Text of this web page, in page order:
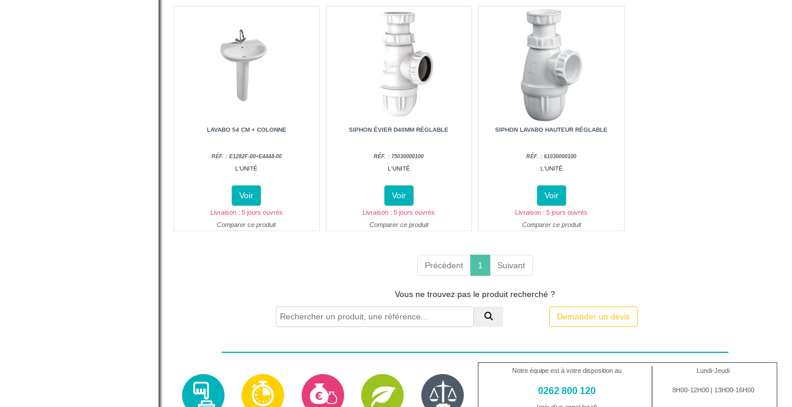
LAVABO 54 CM + COLONNE
RÉF. : E1282F-00+E4444-00
L'UNITÉ
Voir
Livraison : 5 jours ouvrés
Comparer ce produit
SIPHON ÉVIER D40MM RÉGLABLE
RÉF. : 75030000100
L'UNITÉ
Voir
Livraison : 5 jours ouvrés
Comparer ce produit
SIPHON LAVABO HAUTEUR RÉGLABLE
RÉF. : 61030000100
L'UNITÉ
Voir
Livraison : 5 jours ouvrés
Comparer ce produit
Précédent 1 (current)
Suivant
Vous ne trouvez pas le produit recherché ?
Demander un devis
Notre équipe est à votre disposition au
0262 800 120
Lundi-Jeudi
8H00-12H00 | 13H00-16H00